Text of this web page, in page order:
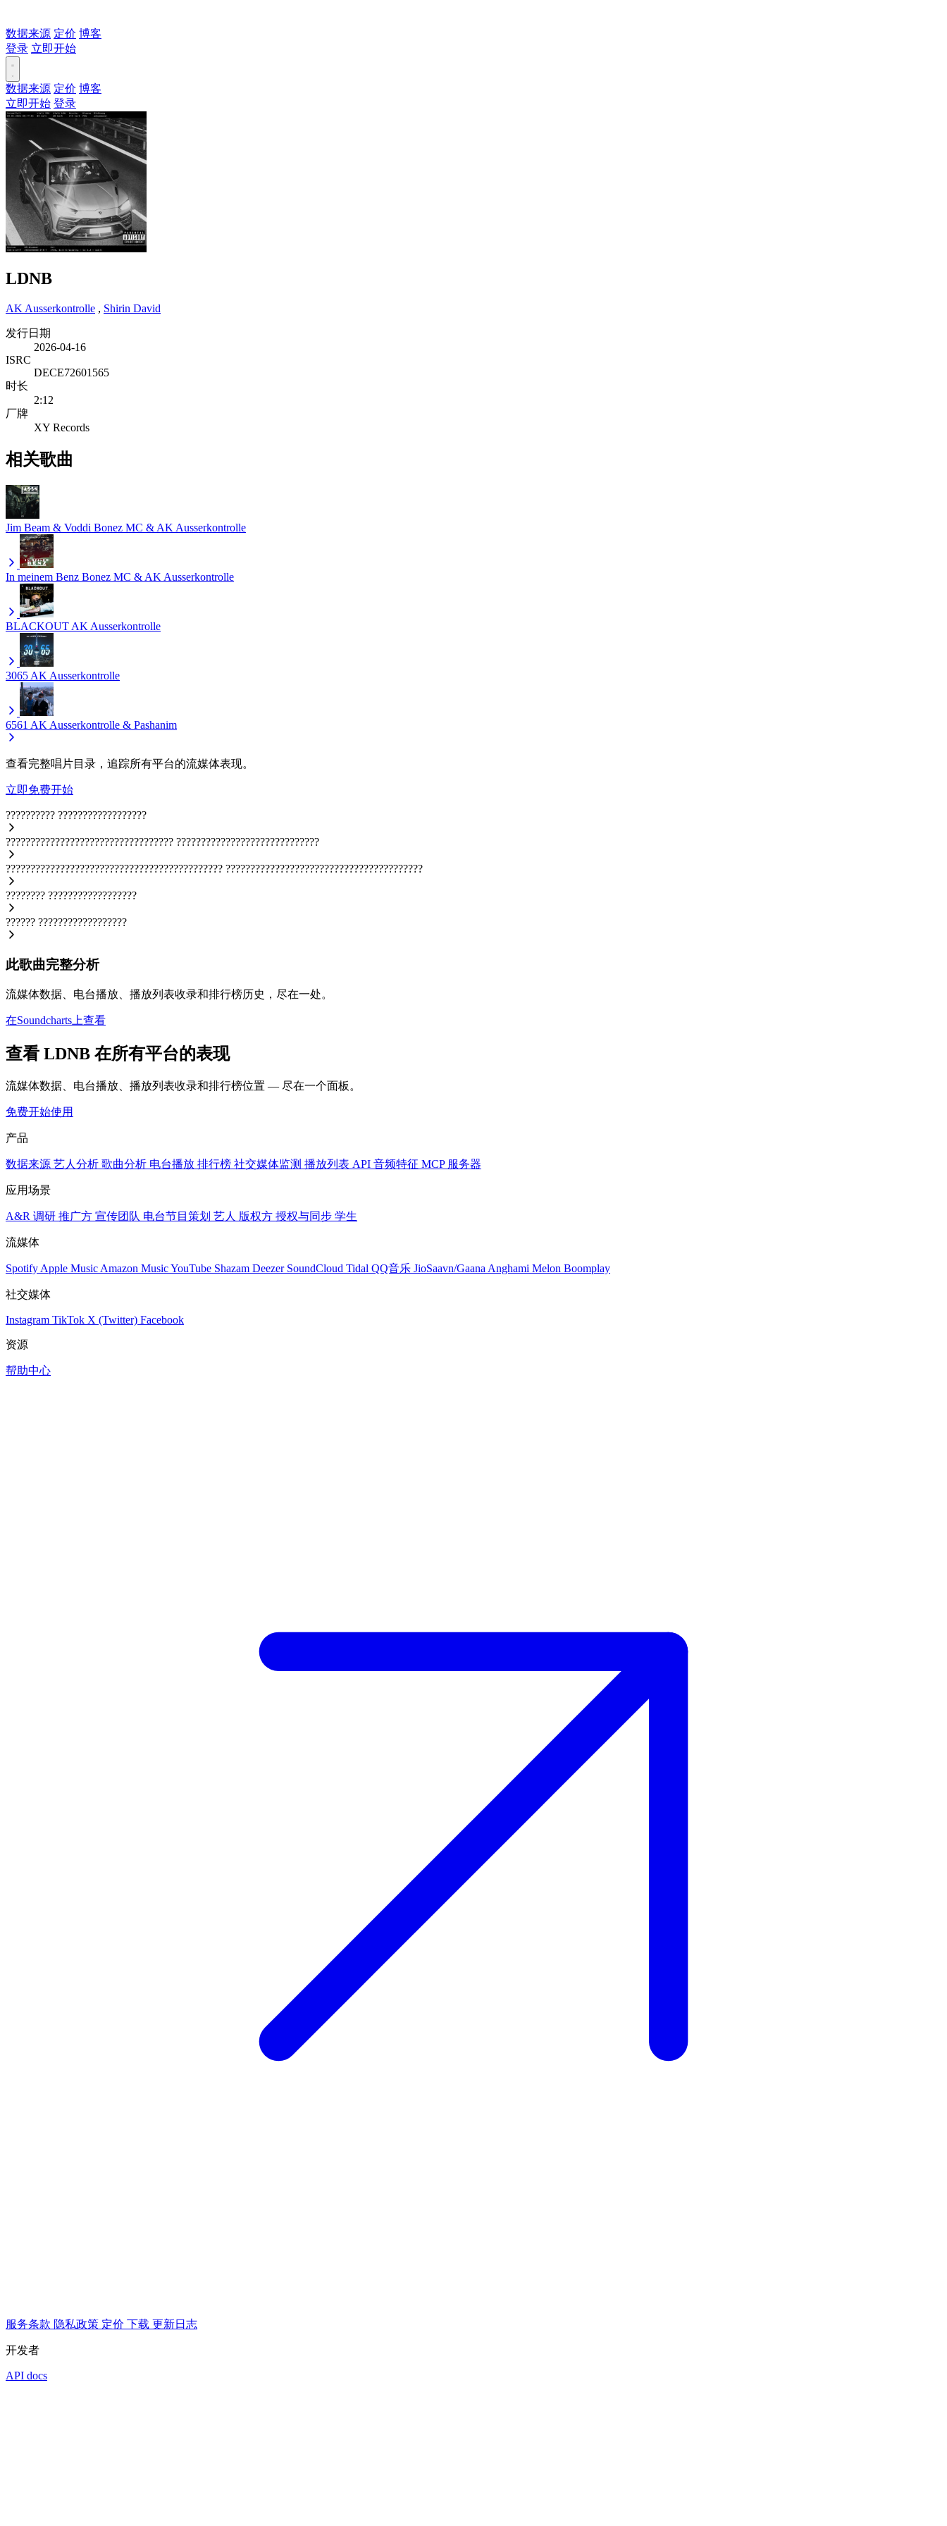
数据来源 定价 博客
登录 立即开始
数据来源 定价 博客
立即开始 登录
LDNB
AK Ausserkontrolle , Shirin David
发行日期
2026-04-16
ISRC
DECE72601565
时长
2:12
厂牌
XY Records
相关歌曲
Jim Beam & Voddi Bonez MC & AK Ausserkontrolle
In meinem Benz Bonez MC & AK Ausserkontrolle
BLACKOUT AK Ausserkontrolle
3065 AK Ausserkontrolle
6561 AK Ausserkontrolle & Pashanim
查看完整唱片目录，追踪所有平台的流媒体表现。
立即免费开始
?????????? ??????????????????
?????????????????????????????????? ?????????????????????????????
???????????????????????????????????????????? ????????????????????????????????????????
???????? ??????????????????
?????? ??????????????????
此歌曲完整分析
流媒体数据、电台播放、播放列表收录和排行榜历史，尽在一处。
在Soundcharts上查看
查看 LDNB 在所有平台的表现
流媒体数据、电台播放、播放列表收录和排行榜位置 — 尽在一个面板。
免费开始使用
产品
数据来源 艺人分析 歌曲分析 电台播放 排行榜 社交媒体监测 播放列表 API 音频特征 MCP 服务器
应用场景
A&R 调研 推广方 宣传团队 电台节目策划 艺人 版权方 授权与同步 学生
流媒体
Spotify Apple Music Amazon MusicYouTube Shazam Deezer SoundCloud Tidal QQ音乐 JioSaavn/Gaana Anghami Melon Boomplay
社交媒体
Instagram TikTok X (Twitter) Facebook
资源
帮助中心
服务条款 隐私政策 定价 下载 更新日志
开发者
API docs